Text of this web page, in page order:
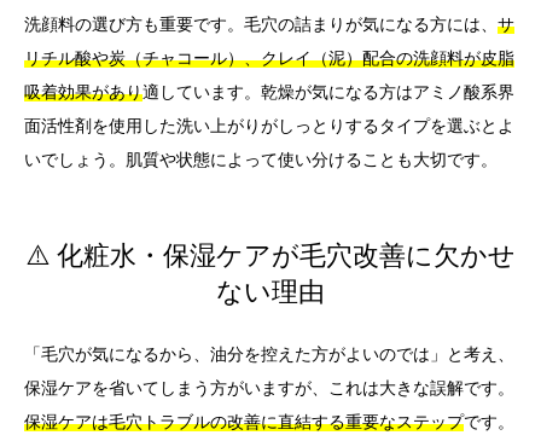
洗顔料の選び方も重要です。毛穴の詰まりが気になる方には、 サ
リチル酸や炭（チャコール）、クレイ（泥）配合の洗顔料が皮脂
吸着効果があり適しています。乾燥が気になる方はアミノ酸系界
面活性剤を使用した洗い上がりがしっとりするタイプを選ぶとよ
いでしょう。肌質や状態によって使い分けることも大切です。
⚠️ 化粧水・保湿ケアが毛穴改善に欠かせ
ない理由
「毛穴が気になるから、油分を控えた方がよいのでは」と考え、
保湿ケアを省いてしまう方がいますが、これは大きな誤解です。
保湿ケアは毛穴トラブルの改善に直結する重要なステップです。